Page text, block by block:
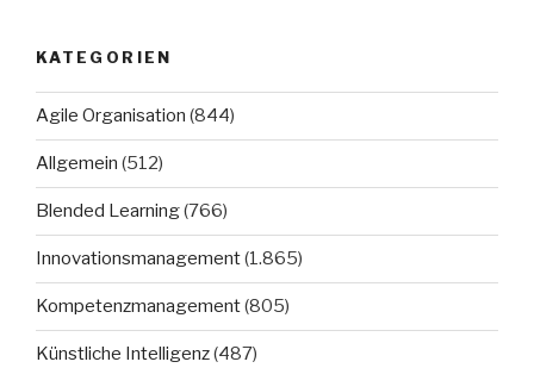
KATEGORIEN
Agile Organisation (844)
Allgemein (512)
Blended Learning(766)
Innovationsmanagement(1.865)
Kompetenzmanagement(805)
Künstliche Intelligenz(487)